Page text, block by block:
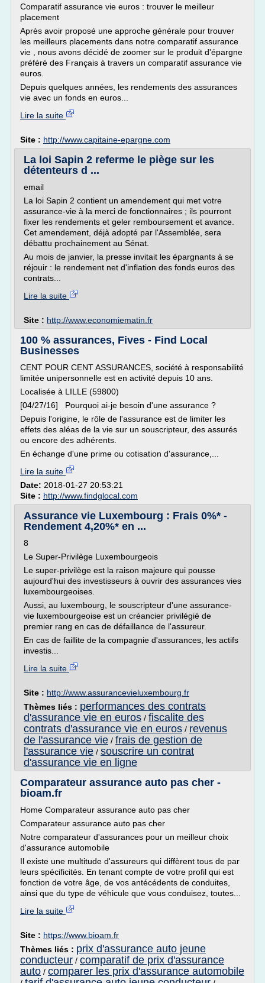
Comparatif assurance vie euros : trouver le meilleur
placement
Après avoir proposé une approche générale pour trouver
les meilleurs placements dans notre comparatif assurance
vie , nous avons décidé de zoomer sur le produit d'épargne
préféré des Français à travers un comparatif assurance vie
euros.
Depuis quelques années, les rendements des assurances
vie avec un fonds en euros...
Lire la suite
Site : http://www.capitaine-epargne.com
La loi Sapin 2 referme le piège sur les
détenteurs d ...
email
La loi Sapin 2 contient un amendement qui met votre
assurance-vie à la merci de fonctionnaires ; ils pourront
fixer les rendements et geler remboursement et avance.
Cet amendement, déjà adopté par l'Assemblée, sera
débattu prochainement au Sénat.
Au mois de janvier, la presse invitait les épargnants à se
réjouir : le rendement net d'inflation des fonds euros des
contrats...
Lire la suite
Site : http://www.economiematin.fr
100 % assurances, Fives - Find Local
Businesses
CENT POUR CENT ASSURANCES, société à responsabilité
limitée unipersonnelle est en activité depuis 10 ans.
Localisée à LILLE (59800)
[04/27/16] Pourquoi ai-je besoin d'une assurance ?
Depuis l'origine, le rôle de l'assurance est de limiter les
effets des aléas de la vie sur un souscripteur, des assurés
ou encore des adhérents.
En échange d'une prime ou cotisation d'assurance,...
Lire la suite
Date: 2018-01-27 20:53:21
Site : http://www.findglocal.com
Assurance vie Luxembourg : Frais 0%* -
Rendement 4,20%* en ...
8
Le Super-Privilège Luxembourgeois
Le super-privilège est la raison majeure qui pousse
aujourd'hui des investisseurs à ouvrir des assurances vies
luxembourgeoises.
Aussi, au luxembourg, le souscripteur d'une assurance-
vie luxembourgeoise est un créancier privilégié de
premier rang en cas de défaillance de l'assureur.
En cas de faillite de la compagnie d'assurances, les actifs
investis...
Lire la suite
Site : http://www.assurancevieluxembourg.fr
Thèmes liés : performances des contrats
d'assurance vie en euros / fiscalite des
contrats d'assurance vie en euros / revenus
de l'assurance vie / frais de gestion de
l'assurance vie / souscrire un contrat
d'assurance vie en ligne
Comparateur assurance auto pas cher -
bioam.fr
Home Comparateur assurance auto pas cher
Comparateur assurance auto pas cher
Notre comparateur d'assurances pour un meilleur choix
d'assurance automobile
Il existe une multitude d'assureurs qui diffèrent tous de par
leurs spécificités. En tenant compte de votre profil qui est
fonction de votre âge, de vos antécédents de conduites,
ainsi que du type de véhicule que vous conduisez, toutes...
Lire la suite
Site : https://www.bioam.fr
Thèmes liés : prix d'assurance auto jeune
conducteur / comparatif de prix d'assurance
auto / comparer les prix d'assurance automobile